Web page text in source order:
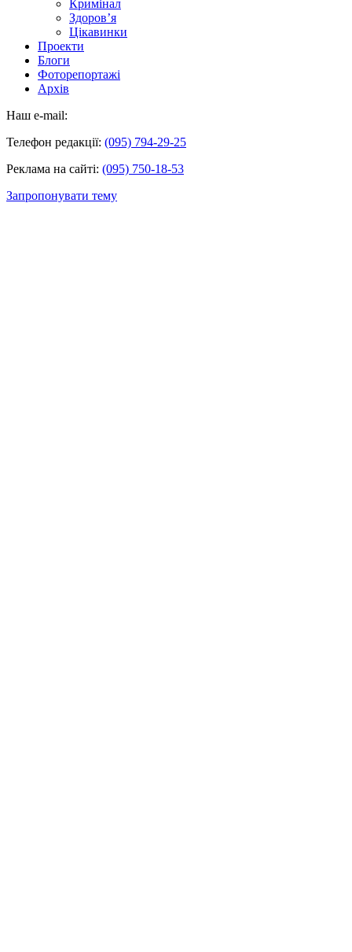
Кримінал
Здоров’я
Цікавинки
Проекти
Блоги
Фоторепортажі
Архів
Наш e-mail:
Телефон редакції: (095) 794-29-25
Реклама на сайті: (095) 750-18-53
Запропонувати тему